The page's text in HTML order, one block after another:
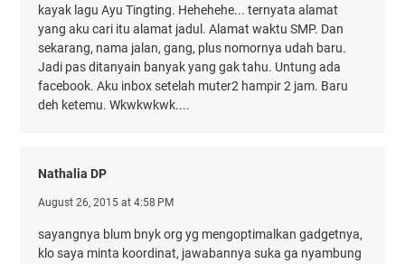
kayak lagu Ayu Tingting. Hehehehe... ternyata alamat
yang aku cari itu alamat jadul. Alamat waktu SMP. Dan
sekarang, nama jalan, gang, plus nomornya udah baru.
Jadi pas ditanyain banyak yang gak tahu. Untung ada
facebook. Aku inbox setelah muter2 hampir 2 jam. Baru
deh ketemu. Wkwkwkwk....
Nathalia DP
August 26, 2015 at 4:58 PM
sayangnya blum bnyk org yg mengoptimalkan gadgetnya,
klo saya minta koordinat, jawabannya suka ga nyambung